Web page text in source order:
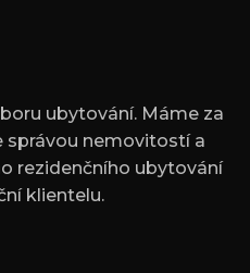
ubytování. Máme za
správou nemovitostí a
rezidenčního ubytování
klientelu.